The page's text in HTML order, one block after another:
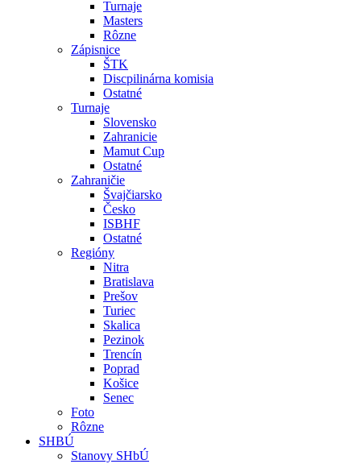
Turnaje
Masters
Rôzne
Zápisnice
ŠTK
Discpilinárna komisia
Ostatné
Turnaje
Slovensko
Zahranicie
Mamut Cup
Ostatné
Zahraničie
Švajčiarsko
Česko
ISBHF
Ostatné
Regióny
Nitra
Bratislava
Prešov
Turiec
Skalica
Pezinok
Trencín
Poprad
Košice
Senec
Foto
Rôzne
SHBÚ
Stanovy SHbÚ